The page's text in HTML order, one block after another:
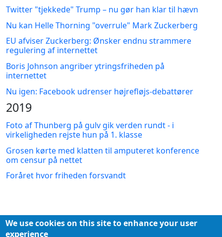
Twitter "tjekkede" Trump – nu gør han klar til hævn
Nu kan Helle Thorning "overrule" Mark Zuckerberg
EU afviser Zuckerberg: Ønsker endnu strammere
regulering af internettet
Boris Johnson angriber ytringsfriheden på
internettet
Nu igen: Facebook udrenser højrefløjs-debattører
2019
Foto af Thunberg på gulv gik verden rundt - i
virkeligheden rejste hun på 1. klasse
Grosen kørte med klatten til amputeret konference
om censur på nettet
Foråret hvor friheden forsvandt
We use cookies on this site to enhance your user
experience